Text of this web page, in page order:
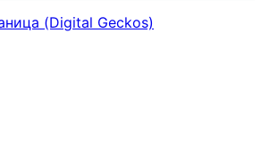
(Digital Geckos)